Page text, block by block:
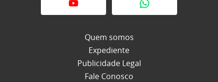
Quem somos
Expediente
Publicidade Legal
Fale Conosco